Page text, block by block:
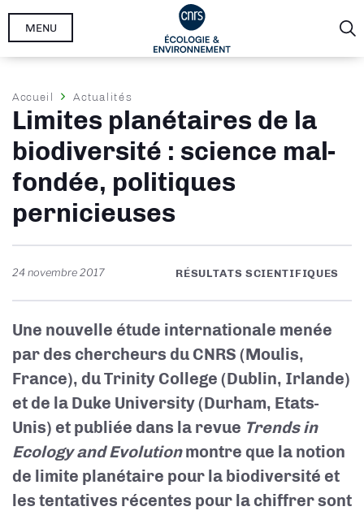
Aller
MENU
Fil
d'Ariane
Accueil Actualités
Limites planétaires de la
biodiversité : science mal-
fondée, politiques
pernicieuses
24 novembre 2017 RÉSULTATS SCIENTIFIQUES
Une nouvelle étude internationale menée
par des chercheurs du CNRS (Moulis,
France), du Trinity College (Dublin, Irlande)
et de la Duke University (Durham, Etats-
Unis) et publiée dans la revue Trends in
Ecology and Evolutionmontre que la notion
de limite planétaire pour la biodiversité et
les tentatives récentes pour la chiffrer sont